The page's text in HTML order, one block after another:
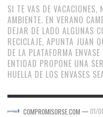
SI TE VAS DE VACACIONES,
AMBIENTE. EN VERANO
DEJAR DE LADO ALGUNAS
RECICLAJE, APUNTA JUAN
DE LA PLATAFORMA
ENTIDAD PROPONE UNA
HUELLA DE LOS ENVASES
COMPROMISORSE.COM — 01/